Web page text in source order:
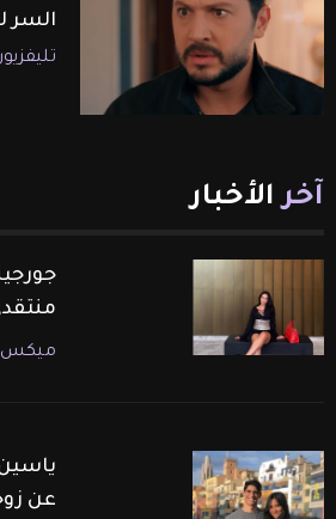
السر
آخر الأخبار
ميكس
عن